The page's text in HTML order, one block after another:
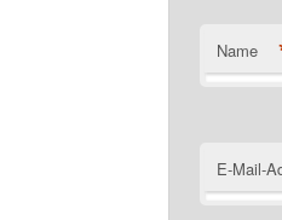
Name
E-Mail-